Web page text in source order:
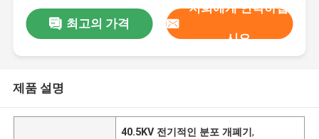
최고의 가격
저희에게 연락하십
시오
제품 설명
40.5KV 전기적인 분포 개폐기,